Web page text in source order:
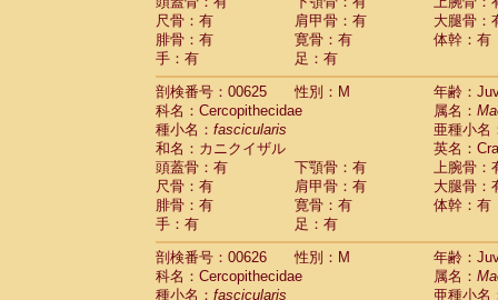
尺骨：有
肩甲骨：有
大腿骨：
腓骨：有
寛骨：有
体幹：有
手：有
足：有
剖検番号：00625
性別：M
年齢：
科名：Cercopithecidae
属名：
種小名： fascicularis
亜種小名
和名：カニクイザル
英名：
頭蓋骨：有
下顎骨：有
上腕骨：
尺骨：有
肩甲骨：有
大腿骨：
腓骨：有
寛骨：有
体幹：有
手：有
足：有
剖検番号：00626
性別：M
年齢：
科名：Cercopithecidae
属名：
種小名： fascicularis 亜種小名